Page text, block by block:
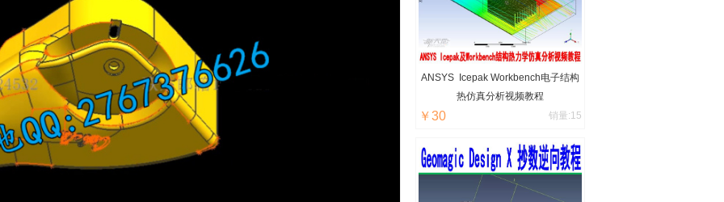
ANSYS Icepak Workbench电子结构
热仿真分析视频教程
￥30 销量:15